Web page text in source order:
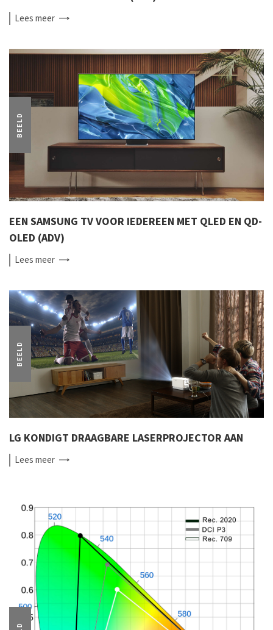
Leesmeer
BEELD
EEN SAMSUNG TV VOOR IEDEREEN MET QLED EN QD-
OLED (ADV)
Leesmeer
BEELD
LG KONDIGT DRAAGBARE LASERPROJECTOR AAN
Leesmeer